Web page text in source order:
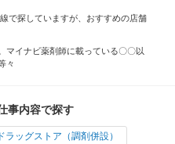
で探していますが、おすすめの店舗
マイナビ薬剤師に載っている〇〇以
々
事内容で探す
ドラッグストア（調剤併設）